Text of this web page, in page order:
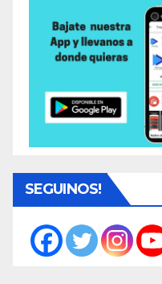
SEGUINOS!